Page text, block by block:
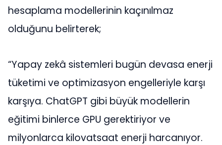
hesaplama modellerinin kaçınılmaz
olduğunu belirterek;
“Yapay zekâ sistemleri bugün devasa enerji
tüketimi ve optimizasyon engelleriyle karşı
karşıya. ChatGPT gibi büyük modellerin
eğitimi binlerce GPU gerektiriyor ve
milyonlarca kilovatsaat enerji harcanıyor.